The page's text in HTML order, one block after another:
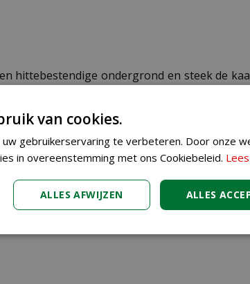
hittebestendige ondergrond en steek de
is het belangrijk om de kaars nooit
1 cm voor een optimale verbranding en
Bestel het product eenvoudig
winkels. Onze medewerkers helpen je
assortiment aan sfeerartikelen. Kijk
van cookies.
gebruikerservaring te verbeteren. Door onze
in overeenstemming met ons Cookiebeleid.
ALLES
ALLES AFWIJZEN